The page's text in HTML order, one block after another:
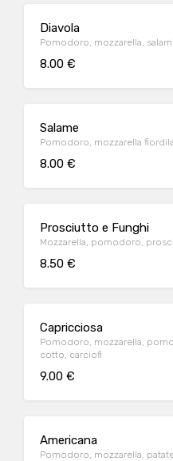
Diavola
Pomodoro, mozzarella,
8.00 €
Salame
Pomodoro, mozzarella
8.00 €
Prosciutto e Funghi
Mozzarella, pomodoro,
8.50 €
Capricciosa
Pomodoro, mozzarella,
cotto, carciofi
9.00 €
Americana
Pomodoro, mozzarella,